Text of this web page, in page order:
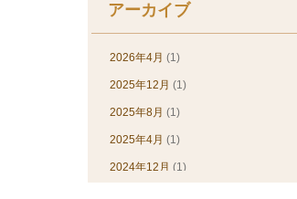
ブックカバー(54)
ブックカバー(60)
ブルー(1)
レビュー(23)
免許証ケース(12)
オリジナル
オリジナル、車検証ケー
オリジナルブックカバー
オリジナル
オリジナル手帳製作
オリジナル，オーダー，ブックカバー
オーダーメイド
オーダーメイド手帳カバー
カンボジア
カードケース
クリア
クリスマス クリスマスプレ
アーカイブ
2026年4月 (1)
2025年12月 (1)
2025年8月 (1)
2025年4月 (1)
2024年12月 (1)